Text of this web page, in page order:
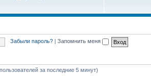
Забыли пароль? Запомнить меня
за последние 5 минут)